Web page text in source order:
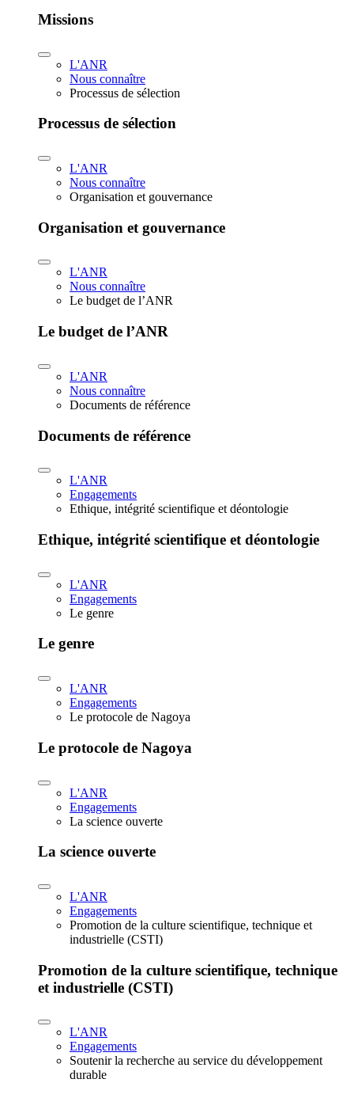
Missions
L'ANR
Nous connaître
Processus de sélection
Processus de sélection
L'ANR
Nous connaître
Organisation et gouvernance
Organisation et gouvernance
L'ANR
Nous connaître
Le budget de l’ANR
Le budget de l’ANR
L'ANR
Nous connaître
Documents de référence
Documents de référence
L'ANR
Engagements
Ethique, intégrité scientifique et déontologie
Ethique, intégrité scientifique et déontologie
L'ANR
Engagements
Le genre
Le genre
L'ANR
Engagements
Le protocole de Nagoya
Le protocole de Nagoya
L'ANR
Engagements
La science ouverte
La science ouverte
L'ANR
Engagements
Promotion de la culture scientifique, technique et
industrielle (CSTI)
Promotion de la culture scientifique, technique
et industrielle (CSTI)
L'ANR
Engagements
Soutenir la recherche au service du développement
durable